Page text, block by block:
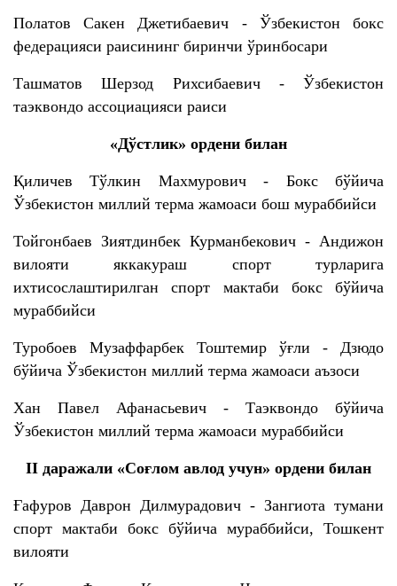
Полатов Сакен Джетибаевич - Ўзбекистон бокс
федерацияси раисининг биринчи ўринбосари
Ташматов Шерзод Рихсибаевич - Ўзбекистон
таэквондо ассоциацияси раиси
«Дўстлик» ордени билан
Қиличев Тўлкин Махмурович - Бокс бўйича
Ўзбекистон миллий терма жамоаси бош мураббийси
Тойгонбаев Зиятдинбек Курманбекович - Андижон
вилояти яккакураш спорт турларига
ихтисослаштирилган спорт мактаби бокс бўйича
мураббийси
Туробоев Музaффaрбек Тоштемир ўғли - Дзюдо
бўйича Ўзбекистон миллий терма жамоаси аъзоси
Хан Павел Афанасьевич - Таэквондо бўйича
Ўзбекистон миллий терма жамоаси мураббийси
II даражали «Соғлом авлод учун» ордени билан
Ғафуров Даврон Дилмурадович - Зангиота тумани
спорт мактаби бокс бўйича мураббийси, Тошкент
вилояти